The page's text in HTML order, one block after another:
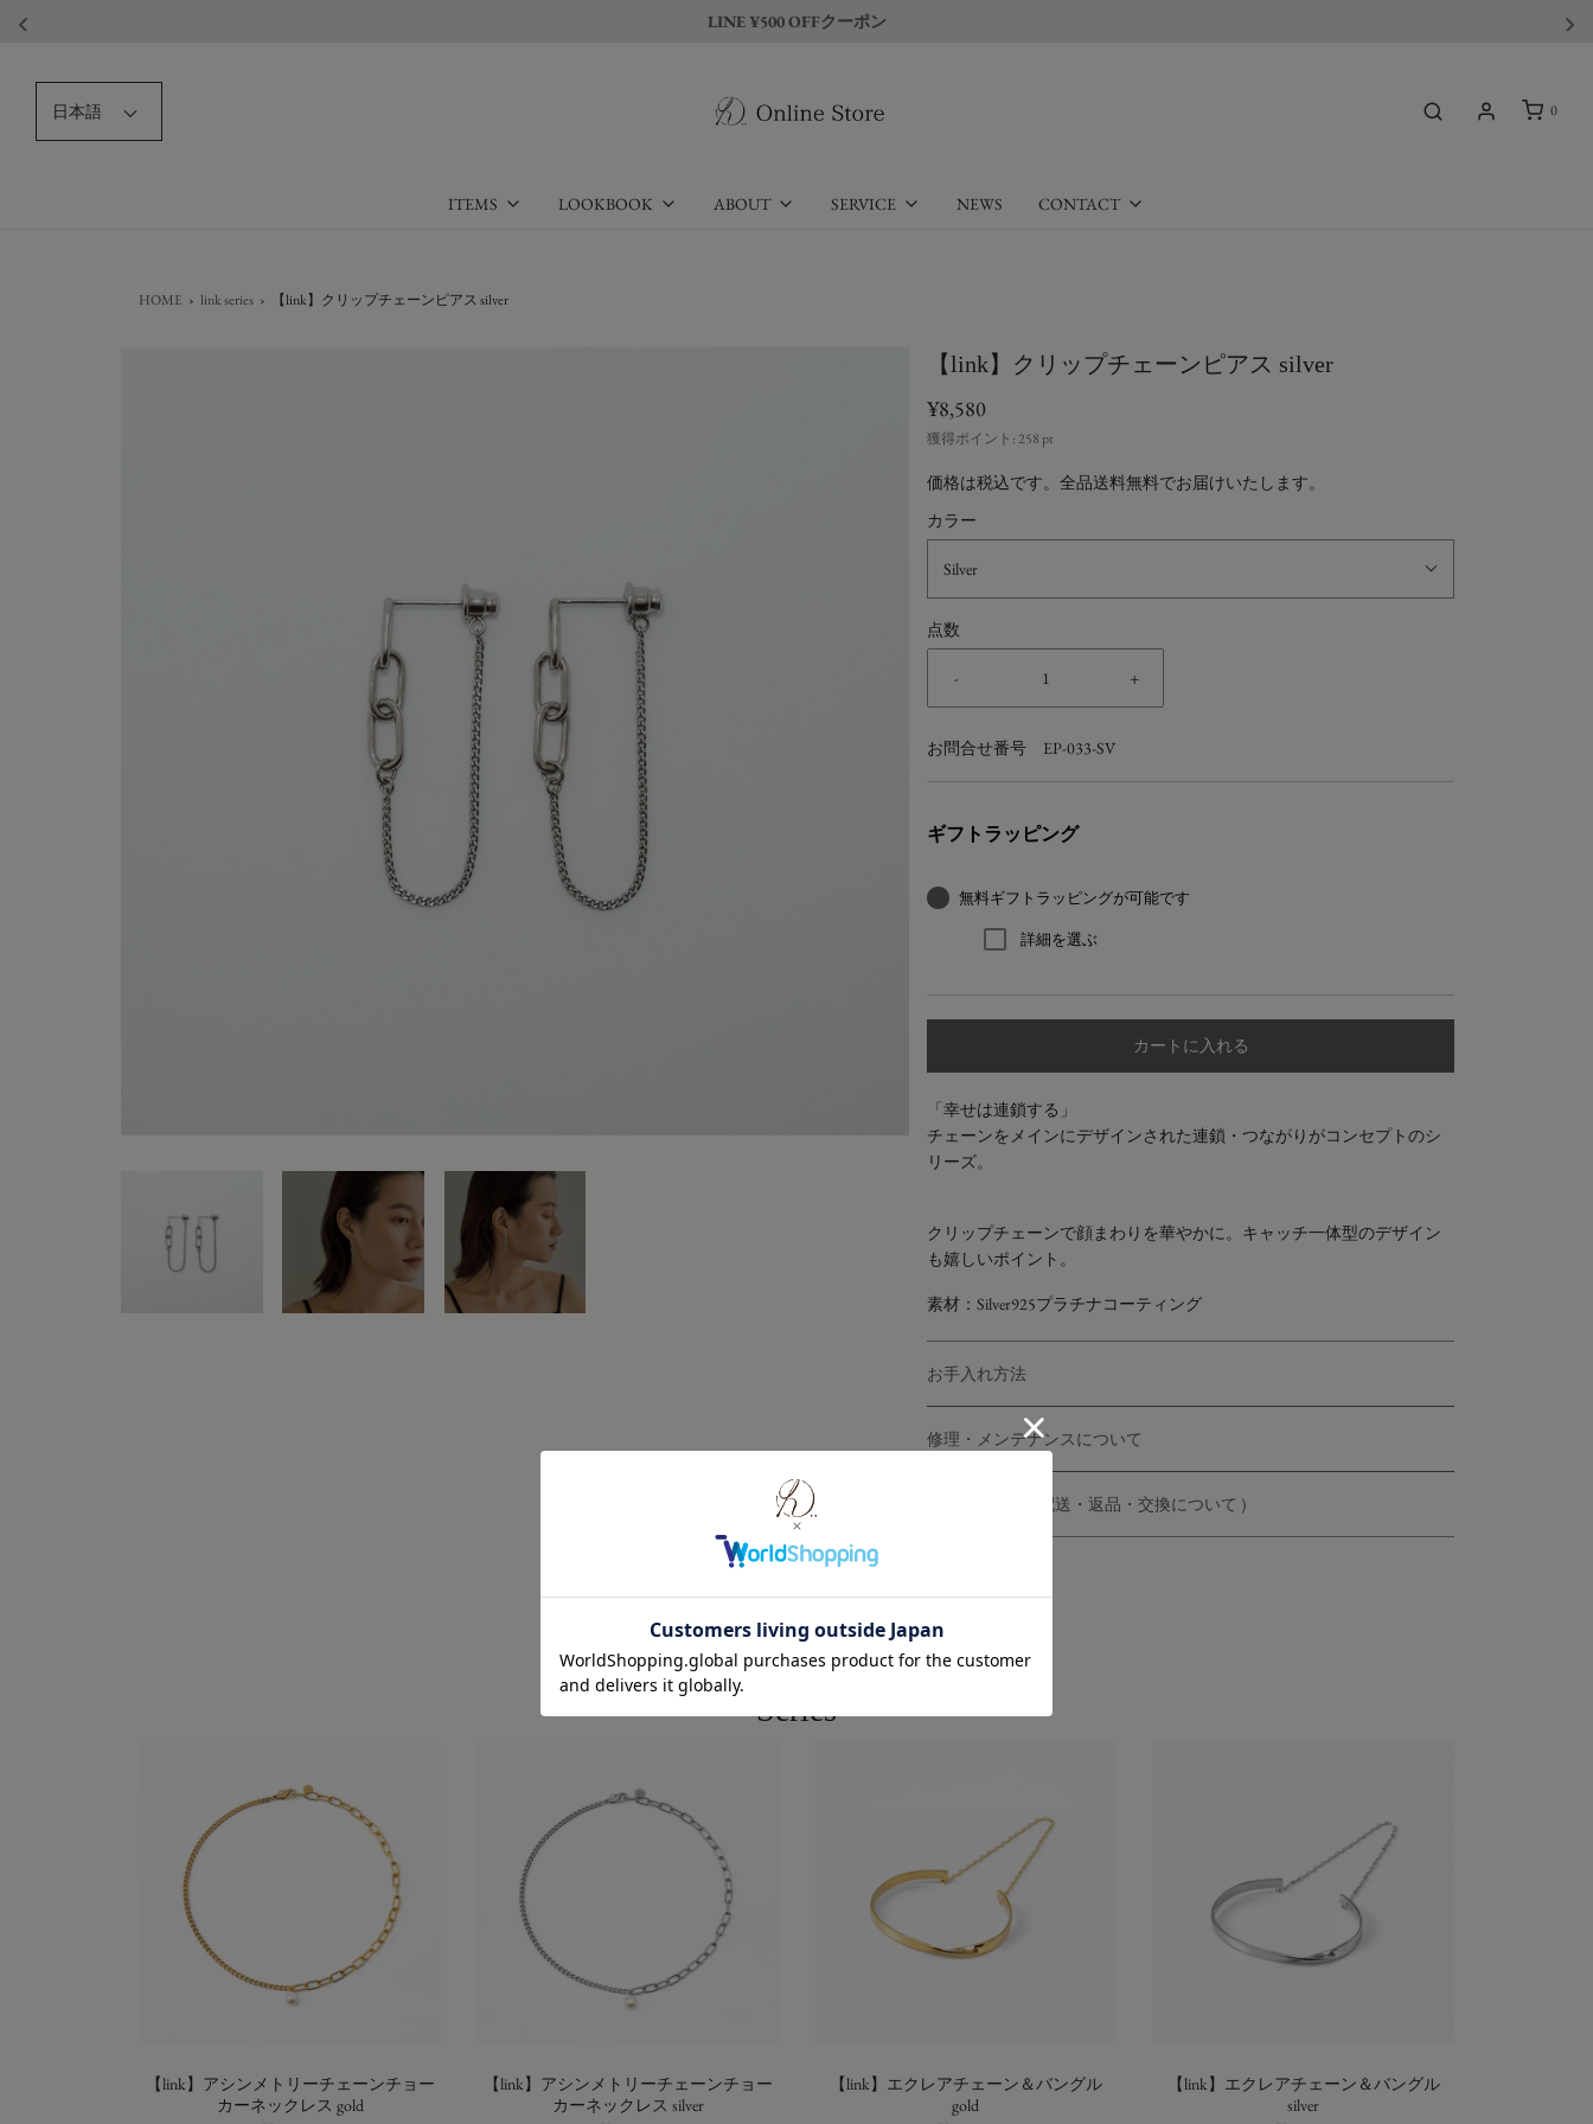
LINE ¥500 OFFクーポン
日本語 0
ITEMS LOOKBOOK ABOUT SERVICE NEWS CONTACT
HOME › link series › 【link】クリップチェーンピアス silver
【link】クリップチェーンピアス silver
¥8,580
獲得ポイント: 258pt
価格は税込です。全品送料無料でお届けいたします。
カラー
Silver
点数
- +
お問合せ番号 EP-033-SV
ギフトラッピング
無料ギフトラッピングが可能です
詳細を選ぶ
カートに入れる
「幸せは連鎖する」
チェーンをメインにデザインされた連鎖・つながりがコンセプトのシ
リーズ。
クリップチェーンで顔まわりを華やかに。キャッチ一体型のデザイン
も嬉しいポイント。
素材：Silver925プラチナコーティング
お手入れ方法
修理・メンテナンスについて
ご利用ガイド ( 配送・返品・交換について )
こちらのアイテムと同じラインナップ
Series
【link】アシンメトリーチェーンチョー
カーネックレス gold
【link】アシンメトリーチェーンチョー
カーネックレス silver
【link】エクレアチェーン＆バングル
gold
【link】エクレアチェーン＆バングル
silver